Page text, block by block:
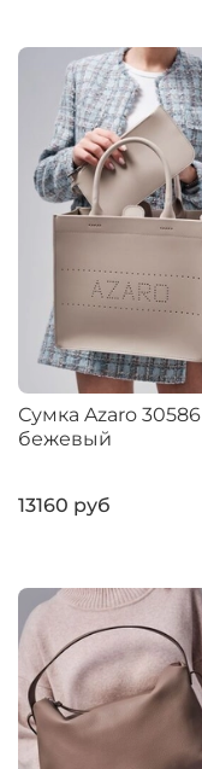
Сумка Azaro 30586
бежевый
13160 руб